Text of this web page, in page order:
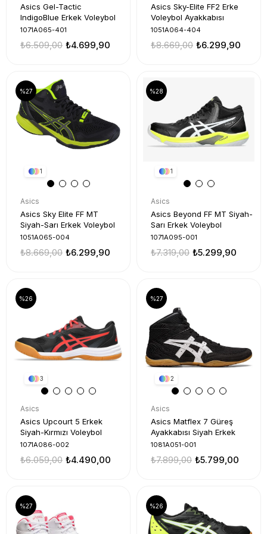
Asics Gel-Tactic
IndigoBlue Erkek Voleybol
1071A065-401
₺4.699,90
₺6.509,00
Asics Sky-Elite FF2 Erke
Voleybol Ayakkabısı
1051A064-404
₺6.299,90
₺8.669,00
1
Asics
Asics Sky Elite FF MT
Siyah-Sarı Erkek Voleybol
1051A065-004
₺6.299,90
₺8.669,00
%27
1
Asics
Asics Beyond FF MT Siyah-
Sarı Erkek Voleybol
1071A095-001
₺5.299,90
₺7.319,00
%28
3
Asics
Asics Upcourt 5 Erkek
Siyah-Kırmızı Voleybol
1071A086-002
₺4.490,00
₺6.059,00
%26
2
Asics
Asics Matflex 7 Güreş
Ayakkabısı Siyah Erkek
1081A051-001
₺5.799,00
₺7.899,00
%27
%27 %26